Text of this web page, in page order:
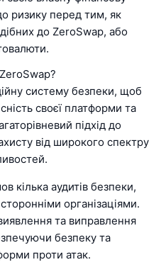
ризику перед тим, як
до ZeroSwap, або
систему безпеки, щоб
своєї платформи та
підхід до
від широкого спектру
кілька аудитів безпеки,
організаціями.
та виправлення
безпеку та
проти атак.